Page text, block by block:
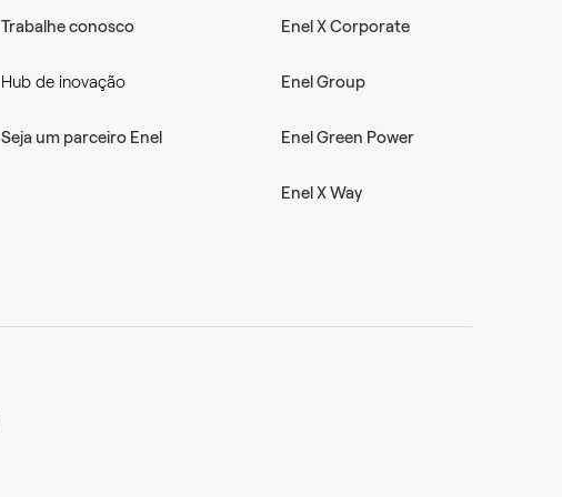
Trabalhe conosco
Hub de inovação
Seja um parceiro Enel
Enel X Corporate
Enel Group
Enel Green Power
Enel X Way